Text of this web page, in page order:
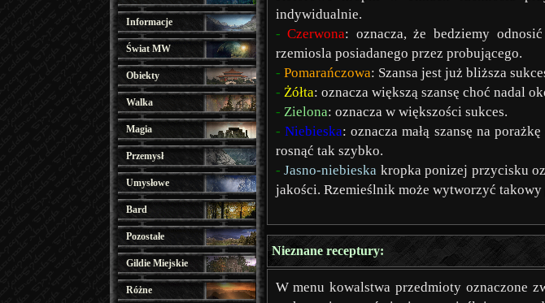
Informacje
Świat MW
Obiekty
Walka
Magia
Przemysł
Umysłowe
Bard
Pozostałe
Gildie Miejskie
Różne
indywidualnie.
- Czerwona: oznacza, że bedziemy
rzemiosla posiadanego przez probującego.
- Pomarańczowa: Szansa jest już bliższa
- Żółta: oznacza większą szansę choć nadal
- Zielona: oznacza w większości sukces.
- Niebieska: oznacza małą szansę na
rosnąć tak szybko.
- Jasno-niebieska kropka ponizej przycisku
jakości. Rzemieślnik może wytworzyć
Nieznane receptury:
W menu kowalstwa przedmioty oznaczone